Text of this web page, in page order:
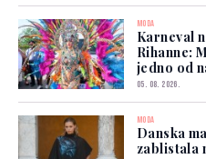
MODA
Karneval
Rihanne:
jedno od
05. 08. 2026.
MODA
Danska
zablistala